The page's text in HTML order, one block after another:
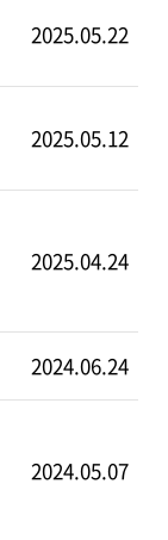
2025.05.22
2025.05.12
2025.04.24
2024.06.24
2024.05.07